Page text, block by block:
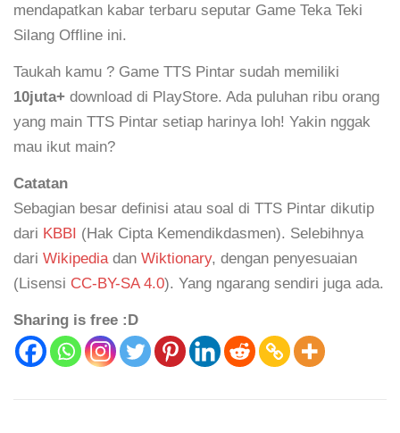
mendapatkan kabar terbaru seputar Game Teka Teki
Silang Offline ini.
Taukah kamu ? Game TTS Pintar sudah memiliki
10juta+ download di PlayStore. Ada puluhan ribu orang
yang main TTS Pintar setiap harinya loh! Yakin nggak
mau ikut main?
Catatan
Sebagian besar definisi atau soal di TTS Pintar dikutip
dari KBBI (Hak Cipta Kemendikdasmen). Selebihnya
dari Wikipediadan Wiktionary, dengan penyesuaian
(Lisensi CC-BY-SA 4.0). Yang ngarang sendiri juga ada.
Sharing is free :D